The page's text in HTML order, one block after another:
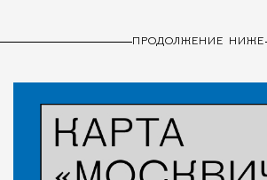
ПРОДОЛЖЕНИЕ НИЖЕ